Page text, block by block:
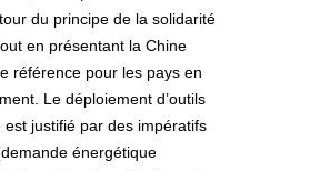
du principe de la solidarité
en présentant la Chine
référence pour les pays en
Le déploiement d’outils
est justifié par des impératifs
énergétique